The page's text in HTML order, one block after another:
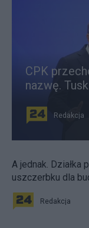
CPK
nazwę.
Redakcja
A jednak. Działka
uszczerbku dla
Redakcja